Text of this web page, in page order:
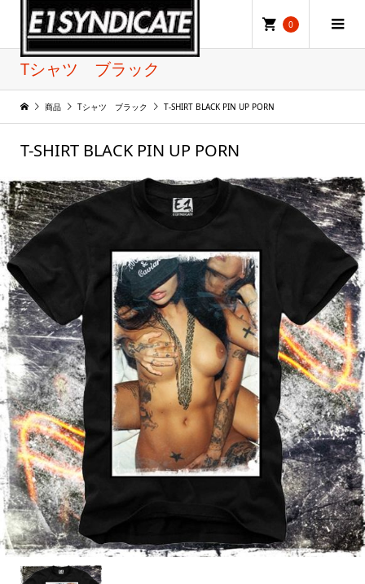
0
Tシャツ ブラック
商品 Tシャツ ブラック T-SHIRT BLACK PIN UP PORN
T-SHIRT BLACK PIN UP PORN